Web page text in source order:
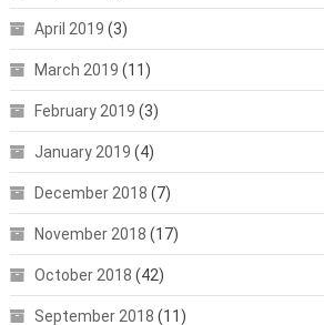
April 2019 (3)
March 2019 (11)
February 2019 (3)
January 2019 (4)
December 2018 (7)
November 2018 (17)
October 2018 (42)
September 2018 (11)